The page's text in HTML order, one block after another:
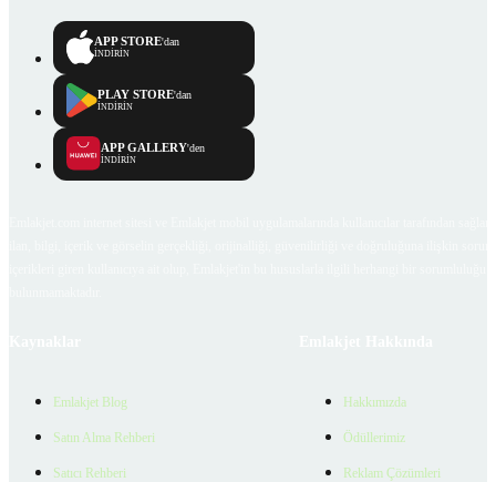
APP STORE'dan
İNDİRİN
PLAY STORE'dan
İNDİRİN
APP GALLERY'den
İNDİRİN
Emlakjet Blog
Satın Alma Rehberi
Satıcı Rehberi
Hakkımızda
Ödüllerimiz
Reklam Çözümleri